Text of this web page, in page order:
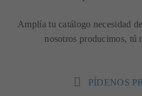
Amplía tu catálogo necesidad
nosotros producimos, tú
PÍDENOS